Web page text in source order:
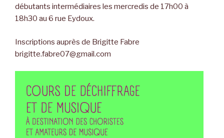
débutants intermédiaires les mercredis de 17h00 à
18h30 au 6 rue Eydoux.
Inscriptions auprès de Brigitte Fabre
brigitte.fabre07@gmail.com